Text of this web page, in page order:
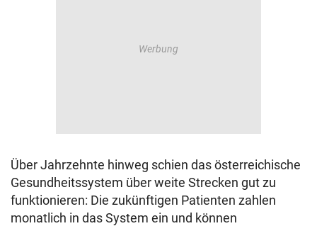
Über Jahrzehnte hinweg schien das österreichische
Gesundheitssystem über weite Strecken gut zu
funktionieren: Die zukünftigen Patienten zahlen
monatlich in das System ein und können